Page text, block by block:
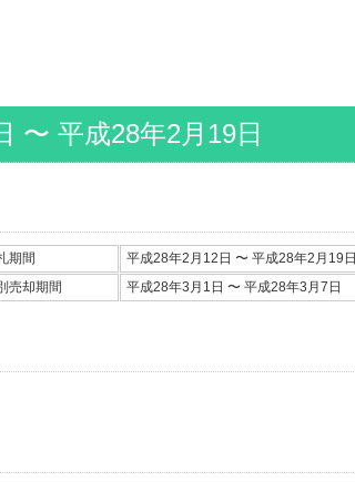
〜 平成28年2月19日
期間
平成28年2月12日 〜 平成28年2月19日
売却期間 平成28年3月1日 〜 平成28年3月7日